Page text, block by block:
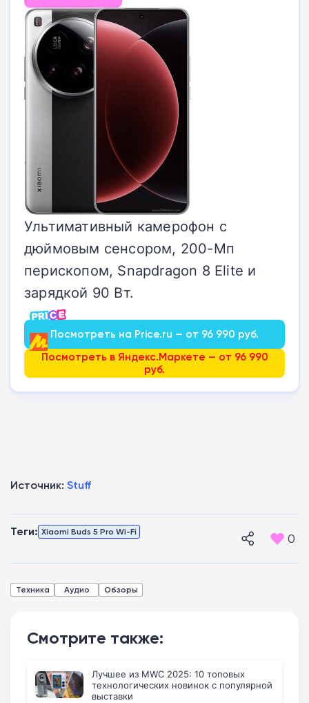
Ультимативный камерофон с
дюймовым сенсором, 200-Мп
перископом, Snapdragon 8 Elite и
зарядкой 90 Вт.
Посмотреть на Price.ru — от 96 990 руб.
Посмотреть в Яндекс.Маркете — от 96 990
руб.
Источник: Stuff
Теги: Xiaomi Buds 5 Pro Wi-Fi 0
Техника Аудио Обзоры
Смотрите также:
Лучшее из MWC 2025: 10 топовых
технологических новинок с популярной
выставки